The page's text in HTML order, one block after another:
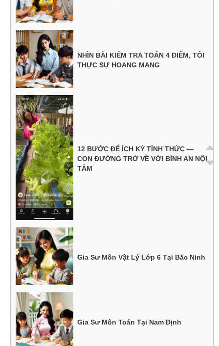
NHÌN BÀI KIỂM TRA TOÁN 4 ĐIỂM, TÔI
THỰC SỰ HOANG MANG
12 BƯỚC ĐỂ ÍCH KỶ TỈNH THỨC —
CON ĐƯỜNG TRỞ VỀ VỚI BÌNH AN NỘI
TÂM
Gia Sư Môn Vật Lý Lớp 6 Tại Bắc Ninh
Gia Sư Môn Toán Tại Nam Định